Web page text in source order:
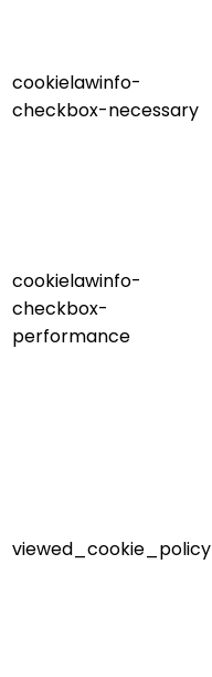
cookielawinfo-
checkbox-necessary
cookielawinfo-
checkbox-
performance
viewed_cookie_policy